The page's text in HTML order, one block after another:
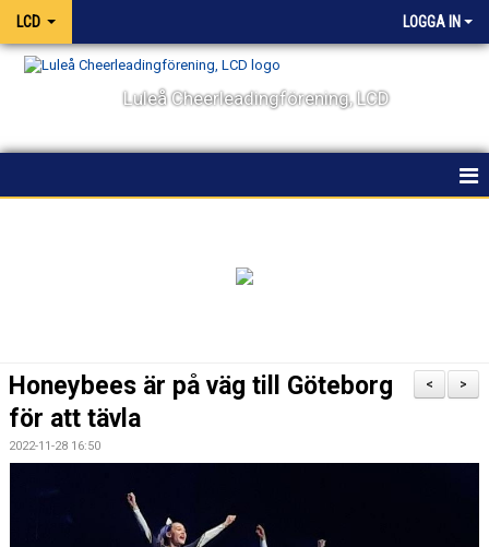
LCD LOGGA IN
Luleå Cheerleadingförening, LCD
VÅRA LAG OCH TRÄNARE
>
<
Honeybees är på väg till Göteborg
för att tävla
2022-11-28 16:50